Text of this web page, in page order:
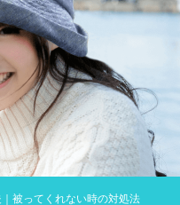
被ってくれない時の対処法